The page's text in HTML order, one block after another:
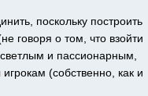
поскольку построить
говоря о том, что взойти
и пассионарным,
(собственно, как и